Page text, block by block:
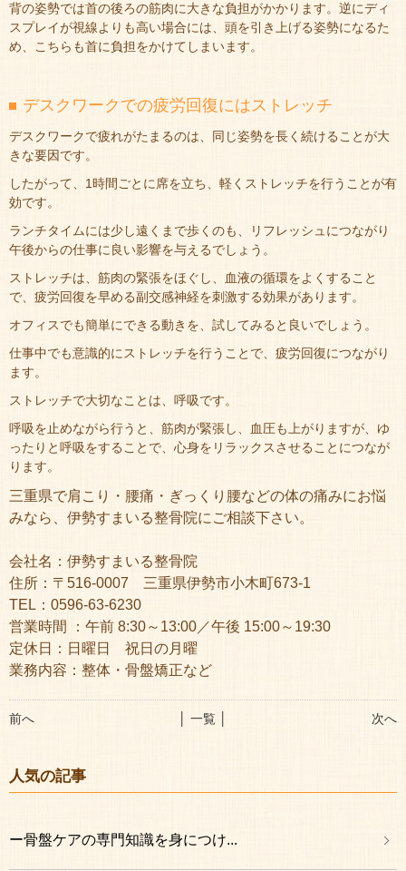
背の姿勢では首の後ろの筋肉に大きな負担がかかります。逆にディ
スプレイが視線よりも高い場合には、頭を引き上げる姿勢になるた
め、こちらも首に負担をかけてしまいます。
デスクワークでの疲労回復にはストレッチ
デスクワークで疲れがたまるのは、同じ姿勢を長く続けることが大
きな要因です。
したがって、1時間ごとに席を立ち、軽くストレッチを行うことが有
効です。
ランチタイムには少し遠くまで歩くのも、リフレッシュにつながり
午後からの仕事に良い影響を与えるでしょう。
ストレッチは、筋肉の緊張をほぐし、血液の循環をよくすること
で、疲労回復を早める副交感神経を刺激する効果があります。
オフィスでも簡単にできる動きを、試してみると良いでしょう。
仕事中でも意識的にストレッチを行うことで、疲労回復につながり
ます。
ストレッチで大切なことは、呼吸です。
呼吸を止めながら行うと、筋肉が緊張し、血圧も上がりますが、ゆ
ったりと呼吸をすることで、心身をリラックスさせることにつなが
ります。
三重県で肩こり・腰痛・ぎっくり腰などの体の痛みにお悩
みなら、伊勢すまいる整骨院にご相談下さい。
会社名：伊勢すまいる整骨院
住所：〒516-0007 三重県伊勢市小木町673-1
TEL：0596-63-6230
営業時間 ：午前 8:30～13:00／午後 15:00～19:30
定休日：日曜日 祝日の月曜
業務内容：整体・骨盤矯正など
前へ 次へ
│ 一覧 │
人気の記事
ー骨盤ケアの専門知識を身につけ...